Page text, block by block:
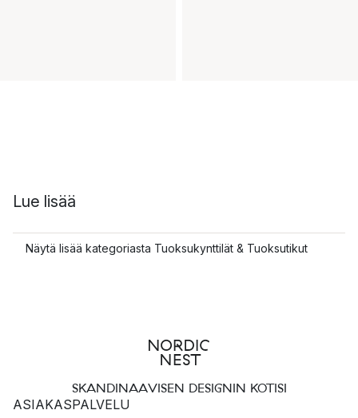
Lue lisää
Näytä lisää kategoriasta Tuoksukynttilät & Tuoksutikut
SKANDINAAVISEN DESIGNIN KOTISI
ASIAKASPALVELU